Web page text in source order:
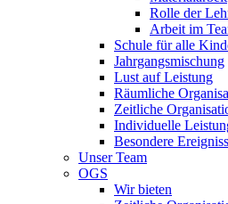
Rolle der
Arbeit im
Schule für alle
Jahrgangsmischung
Lust auf Leistung
Räumliche
Zeitliche
Individuelle
Besondere
Unser Team
OGS
Wir bieten